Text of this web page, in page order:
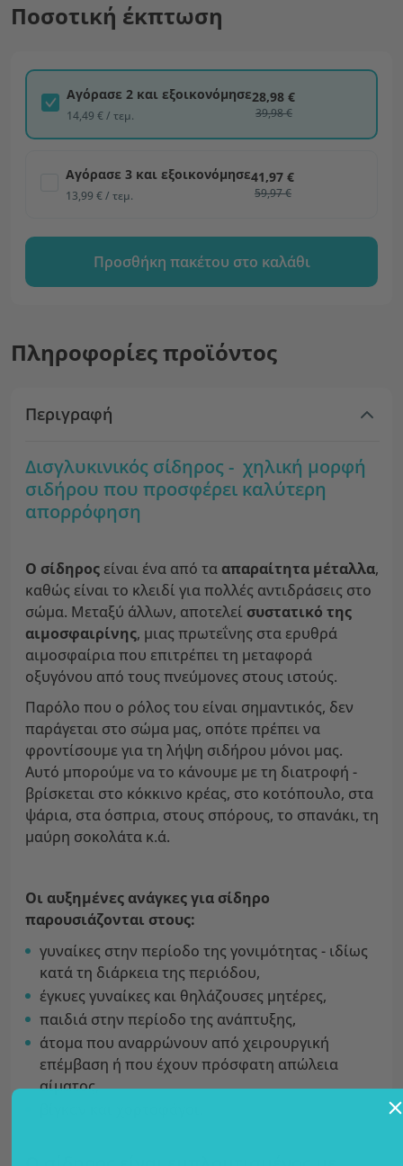
Ποσοτική έκπτωση
Αγόρασε 2 και εξοικονόμησε
14,49 € / τεμ.
28,98 €
39,98 €
Αγόρασε 3 και εξοικονόμησε
13,99 € / τεμ.
41,97 €
59,97 €
Προσθήκη πακέτου στο καλάθι
Πληροφορίες προϊόντος
Περιγραφή
Δισγλυκινικός σίδηρος - χηλική μορφή
σιδήρου που προσφέρει καλύτερη
απορρόφηση
Ο σίδηρος είναι ένα από τα απαραίτητα μέταλλα,
καθώς είναι το κλειδί για πολλές αντιδράσεις στο
σώμα. Μεταξύ άλλων, αποτελεί συστατικό της
αιμοσφαιρίνης, μιας πρωτεΐνης στα ερυθρά
αιμοσφαίρια που επιτρέπει τη μεταφορά
οξυγόνου από τους πνεύμονες στους ιστούς.
Παρόλο που ο ρόλος του είναι σημαντικός, δεν
παράγεται στο σώμα μας, οπότε πρέπει να
φροντίσουμε για τη λήψη σιδήρου μόνοι μας.
Αυτό μπορούμε να το κάνουμε με τη διατροφή -
βρίσκεται στο κόκκινο κρέας, στο κοτόπουλο, στα
ψάρια, στα όσπρια, στους σπόρους, το σπανάκι, τη
μαύρη σοκολάτα κ.ά.
Οι αυξημένες ανάγκες για σίδηρο
παρουσιάζονται στους:
γυναίκες στην περίοδο της γονιμότητας - ιδίως
κατά τη διάρκεια της περιόδου,
έγκυες γυναίκες και θηλάζουσες μητέρες,
παιδιά στην περίοδο της ανάπτυξης,
άτομα που αναρρώνουν από χειρουργική
επέμβαση ή που έχουν πρόσφατη απώλεια
αίματος,